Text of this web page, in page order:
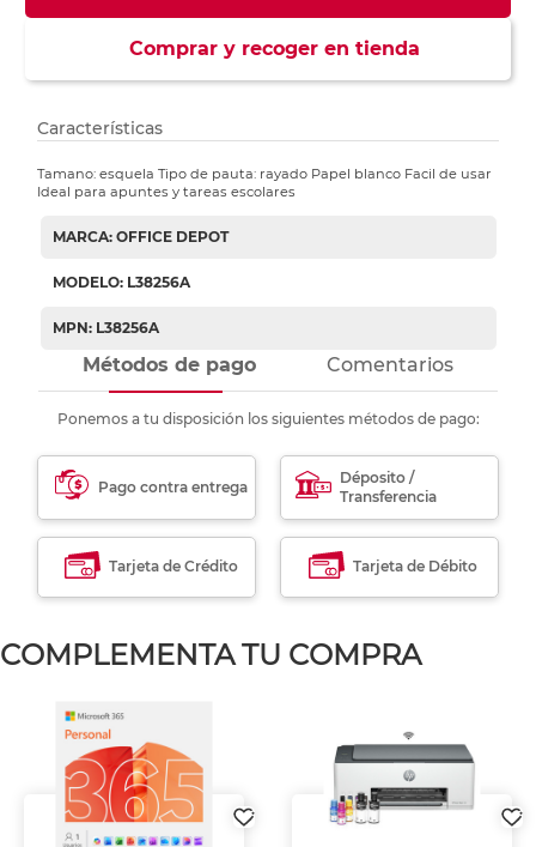
Comprar y recoger en tienda
Características
Tamano: esquela Tipo de pauta: rayado Papel blanco Facil de usar
Ideal para apuntes y tareas escolares
MARCA: OFFICE DEPOT
MODELO: L38256A
MPN: L38256A
Métodos de pago Comentarios
Ponemos a tu disposición los siguientes métodos de pago:
Pago contra entrega
Déposito /
Transferencia
Tarjeta de Crédito Tarjeta de Débito
COMPLEMENTA TU COMPRA